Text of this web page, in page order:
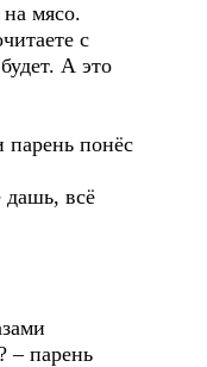
мясо.
с
А это
понёс
всё
– парень